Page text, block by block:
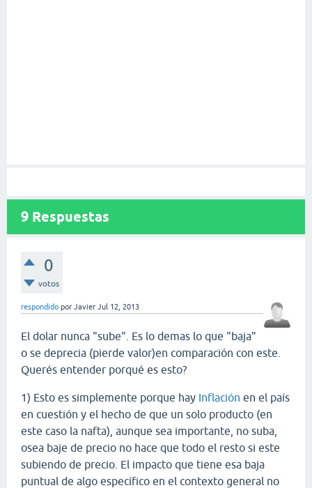
9 Respuestas
0
votos
respondido por Javier Jul 12, 2013
El dolar nunca "sube". Es lo demas lo que "baja"
o se deprecia (pierde valor)en comparación con este.
Querés entender porqué es esto?
1) Esto es simplemente porque hay Inflación en el país
en cuestión y el hecho de que un solo producto (en
este caso la nafta), aunque sea importante, no suba,
osea baje de precio no hace que todo el resto si este
subiendo de precio. El impacto que tiene esa baja
puntual de algo específico en el contexto general no